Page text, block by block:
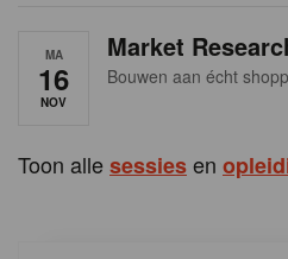
MA
16
NOV
Market
Bouwen aan écht
Toon allesessiesen